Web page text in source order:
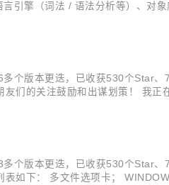
引擎（词法 / 语法分析等）、对
个版本更迭，已收获530个Star
们的关注鼓励和出谋划策！ 我
个版本更迭，已收获530个Star
如下： 多文件选项卡；